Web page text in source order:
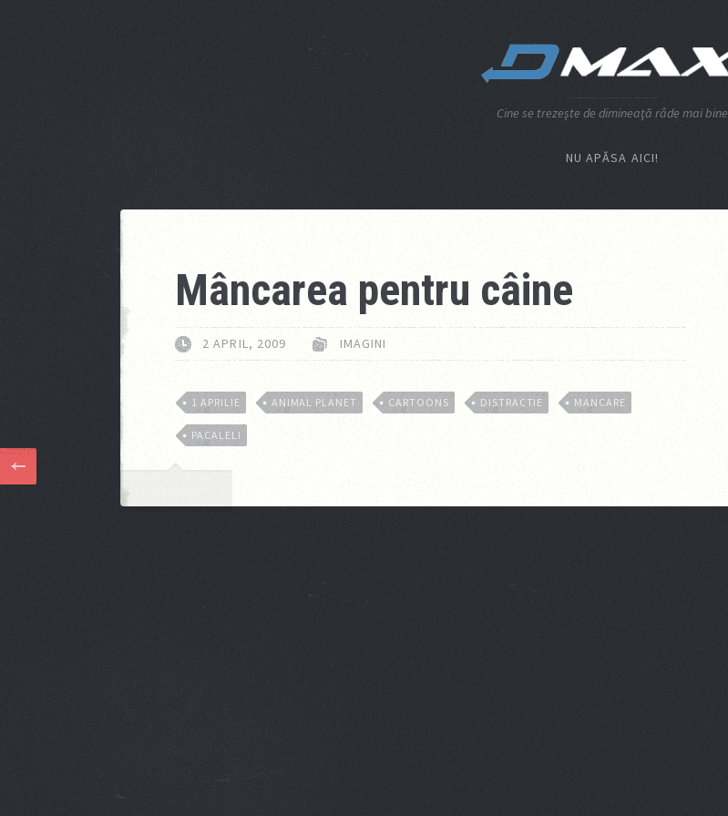
Cine se trezeşte de dimineaţă râde mai bine
NU APĂSA AICI!
Mâncarea pentru câine
2 APRIL, 2009 IMAGINI
1 APRILIE ANIMAL PLANET CARTOONS DISTRACTIE MANCARE
PACALELI